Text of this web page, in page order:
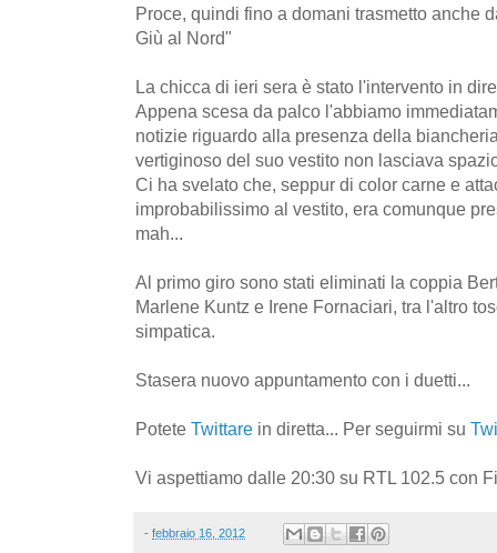
Proce, quindi fino a domani trasmetto anche
Giù al Nord"
La chicca di ieri sera è stato l'intervento in
Appena scesa da palco l'abbiamo
notizie riguardo alla presenza della
vertiginoso del suo vestito non lasciava
Ci ha svelato che, seppur di color carne e
improbabilissimo al vestito, era comunque
mah...
Al primo giro sono stati eliminati la coppia
Marlene Kuntz e Irene Fornaciari, tra l'altro
simpatica.
Stasera nuovo appuntamento con i duetti...
Potete Twittare in diretta... Per seguirmi su
Vi aspettiamo dalle 20:30 su RTL 102.5 con
- febbraio 16, 2012